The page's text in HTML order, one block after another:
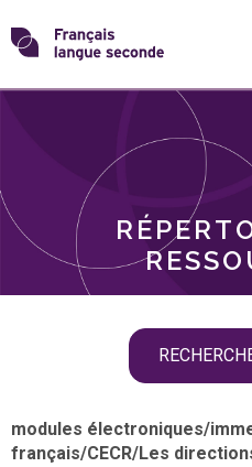
Skip
toTransformons
langue
THÈMES
modules électroniques/
français/CECR/Les